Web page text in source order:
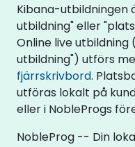
Kibana-utbildningen
utbildning" eller
Online live
utbildning") utförs
fjärrskrivbord.
utföras lokalt på
eller i NobleProgs
NobleProg -- Din